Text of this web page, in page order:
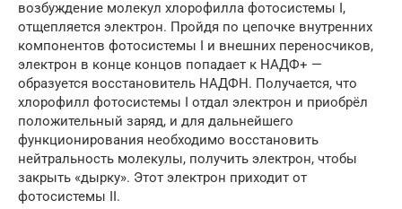
возбуждение молекул хлорофилла фотосистемы I,
отщепляется электрон. Пройдя по цепочке внутренних
компонентов фотосистемы I и внешних переносчиков,
электрон в конце концов попадает к НАДФ+ —
образуется восстановитель НАДФН. Получается, что
хлорофилл фотосистемы I отдал электрон и приобрёл
положительный заряд, и для дальнейшего
функционирования необходимо восстановить
нейтральность молекулы, получить электрон, чтобы
закрыть «дырку». Этот электрон приходит от
фотосистемы II.